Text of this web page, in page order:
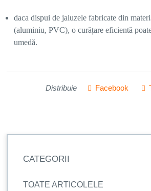
daca dispui de jaluzele fabricate din
(aluminiu, PVC), o curățare eficientă
umedă.
Distribuie Facebook
CATEGORII
TOATE ARTICOLELE